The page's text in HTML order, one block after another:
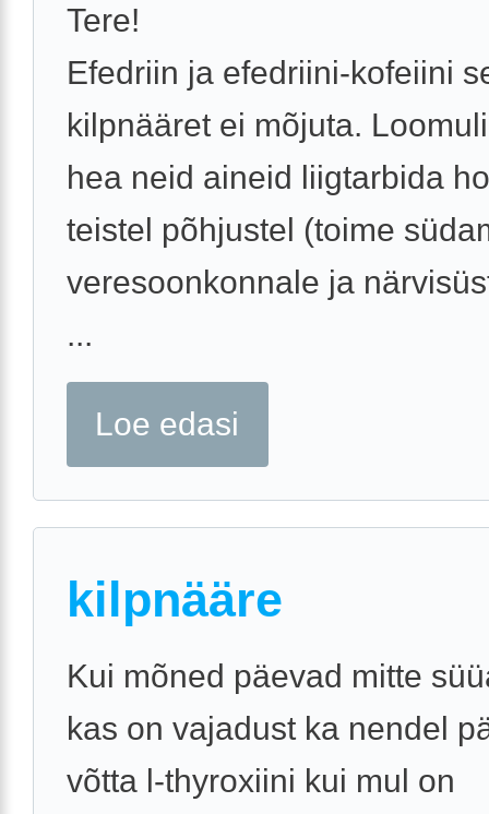
Tere!
Efedriin ja efedriini-kofeiini
kilpnääret ei mõjuta.
hea neid aineid liigtarbida
teistel põhjustel (toime
veresoonkonnale ja
...
Loe edasi
kilpnääre
Kui mõned päevad mitte
kas on vajadust ka nendel
võtta l-thyroxiini kui mul on